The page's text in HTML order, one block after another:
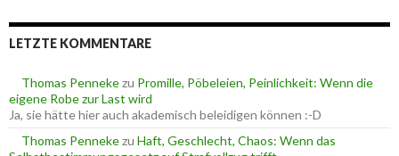
n
e
n
c
h
:
LETZTE KOMMENTARE
Thomas Pennekezu Promille, Pöbeleien, Peinlichkeit: Wenn die
eigene Robe zur Last wird
Ja, sie hätte hier auch akademisch beleidigen können :-D
Thomas Pennekezu Haft, Geschlecht, Chaos: Wenn das